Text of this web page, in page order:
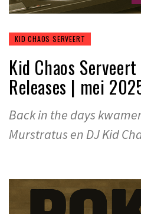
KID CHAOS SERVEERT
Kid Chaos
Releases | mei
Back in the days
Murstratus en DJ Kid